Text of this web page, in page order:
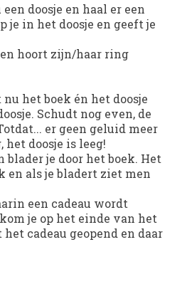
doosje en haal er een
je in het doosje en geeft je
hoort zijn/haar ring
het boek én het doosje
Schudt nog even, de
er geen geluid meer
doosje is leeg!
blader je door het boek. Het
en als je bladert ziet men
een cadeau wordt
je op het einde van het
cadeau geopend en daar